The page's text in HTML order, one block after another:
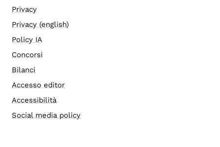
Privacy
Privacy (english)
Policy IA
Concorsi
Bilanci
Accesso editor
Accessibilità
Social media policy